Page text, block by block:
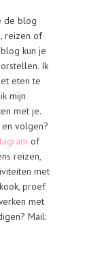
de blog
reizen of
kun je
Ik
eten te
mijn
met je.
volgen?
of
reizen,
met
proef
met
Mail: